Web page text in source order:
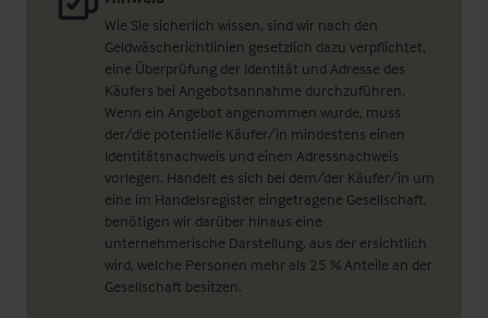
Wie Sie sicherlich wissen, sind wir nach den
Geldwäscherichtlinien gesetzlich dazu verpflichtet,
eine Überprüfung der Identität und Adresse des
Käufers bei Angebotsannahme durchzuführen.
Wenn ein Angebot angenommen wurde, muss
der/die potentielle Käufer/in mindestens einen
Identitätsnachweis und einen Adressnachweis
vorlegen. Handelt es sich bei dem/der Käufer/in um
eine im Handelsregister eingetragene Gesellschaft,
benötigen wir darüber hinaus eine
unternehmerische Darstellung, aus der ersichtlich
wird, welche Personen mehr als 25 % Anteile an der
Gesellschaft besitzen.